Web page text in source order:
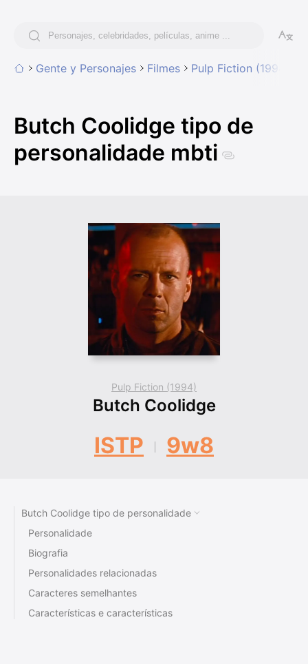
Gente y Personajes Filmes Pulp Fiction (1994)
Butch Coolidge tipo de
personalidade mbti
Pulp Fiction (1994)
Butch Coolidge
ISTP 9w8
Butch Coolidge tipo de personalidade
Personalidade
Biografia
Personalidades relacionadas
Caracteres semelhantes
Características e características